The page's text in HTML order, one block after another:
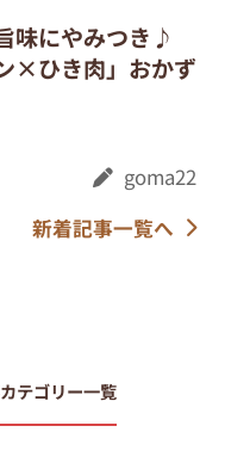
味にやみつき♪
×ひき肉」おかず
goma22
新着記事一覧へ
テゴリー一覧